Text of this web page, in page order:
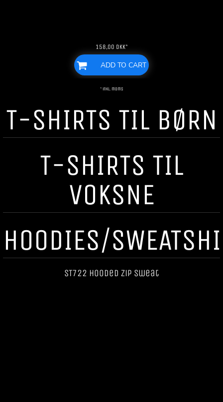
158,00 DKK*
ADD TO CART
* inkl. moms
T-SHIRTS TIL BØRN
T-SHIRTS TIL
VOKSNE
HOODIES/
ST722 Hooded Zip Sweat